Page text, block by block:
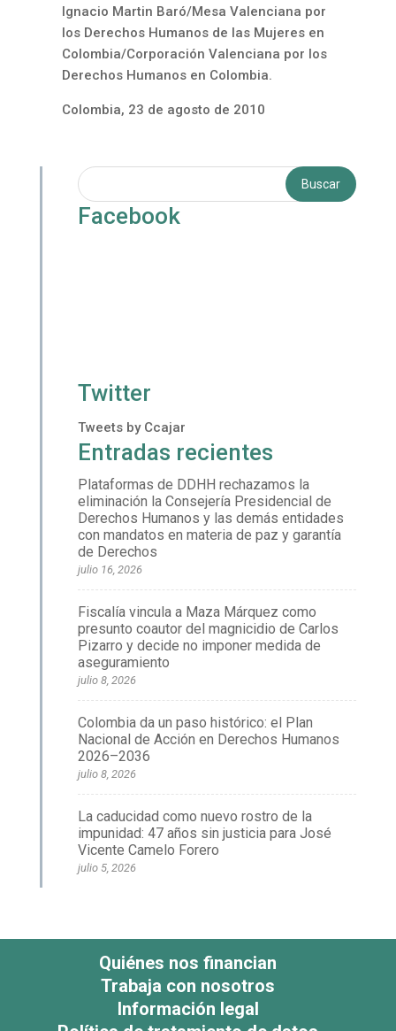
Ignacio Martin Baró/Mesa Valenciana por
los Derechos Humanos de las Mujeres en
Colombia/Corporación Valenciana por los
Derechos Humanos en Colombia.
Colombia, 23 de agosto de 2010
Facebook
Twitter
Tweets by Ccajar
Entradas recientes
Plataformas de DDHH rechazamos la
eliminación la Consejería Presidencial de
Derechos Humanos y las demás entidades
con mandatos en materia de paz y garantía
de Derechos
julio 16, 2026
Fiscalía vincula a Maza Márquez como
presunto coautor del magnicidio de Carlos
Pizarro y decide no imponer medida de
aseguramiento
julio 8, 2026
Colombia da un paso histórico: el Plan
Nacional de Acción en Derechos Humanos
2026–2036
julio 8, 2026
La caducidad como nuevo rostro de la
impunidad: 47 años sin justicia para José
Vicente Camelo Forero
julio 5, 2026
Quiénes nos financian
Trabaja con nosotros
Información legal